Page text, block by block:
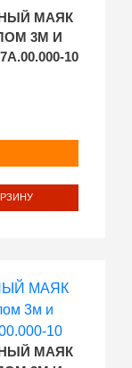
МАЯК
3М И
10
МАЯК